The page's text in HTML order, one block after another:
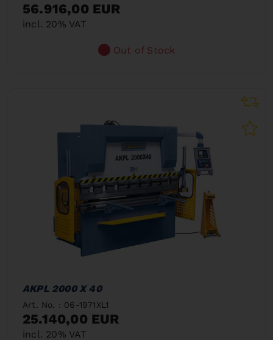
56.916,00 EUR
incl. 20% VAT
Out of Stock
AKPL 2000 X 40
Art. No. : 06-1971XL1
25.140,00 EUR
incl. 20% VAT